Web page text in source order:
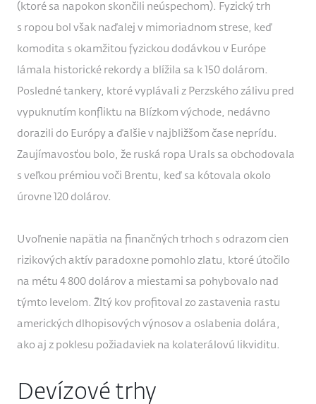
(ktoré sa napokon skončili neúspechom). Fyzický trh
s ropou bol však naďalej v mimoriadnom strese, keď
komodita s okamžitou fyzickou dodávkou v Európe
lámala historické rekordy a blížila sa k 150 dolárom.
Posledné tankery, ktoré vyplávali z Perzského zálivu pred
vypuknutím konfliktu na Blízkom východe, nedávno
dorazili do Európy a ďalšie v najbližšom čase neprídu.
Zaujímavosťou bolo, že ruská ropa Urals sa obchodovala
s veľkou prémiou voči Brentu, keď sa kótovala okolo
úrovne 120 dolárov.
Uvoľnenie napätia na finančných trhoch s odrazom cien
rizikových aktív paradoxne pomohlo zlatu, ktoré útočilo
na métu 4 800 dolárov a miestami sa pohybovalo nad
týmto levelom. Žltý kov profitoval zo zastavenia rastu
amerických dlhopisových výnosov a oslabenia dolára,
ako aj z poklesu požiadaviek na kolaterálovú likviditu.
Devízové trhy